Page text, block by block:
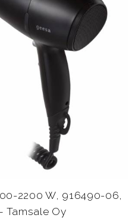
2200 W, 916490-06,
Tamsale Oy